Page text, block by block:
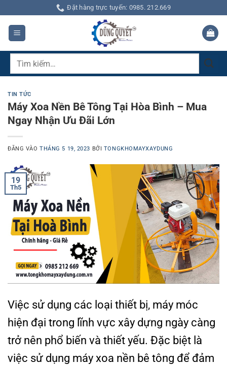
qua
dung
Đặt hàng trực tuyến: 0985. 212.669
Tìm
TIN TỨC
Máy Xoa Nền Bê Tông Tại Hòa Bình – Mua
Ngay Nhận Ưu Đãi Lớn
ĐĂNG VÀOTHÁNG 5 19, 2023 BỞI TONGKHOMAYXAYDUNG
19
Th5
Việc sử dụng các loại thiết bị, máy móc
hiện đại trong lĩnh vực xây dựng ngày càng
trở nên phổ biến và thiết yếu. Đặc biệt là
việc sử dụng máy xoa nền bê tông để đảm